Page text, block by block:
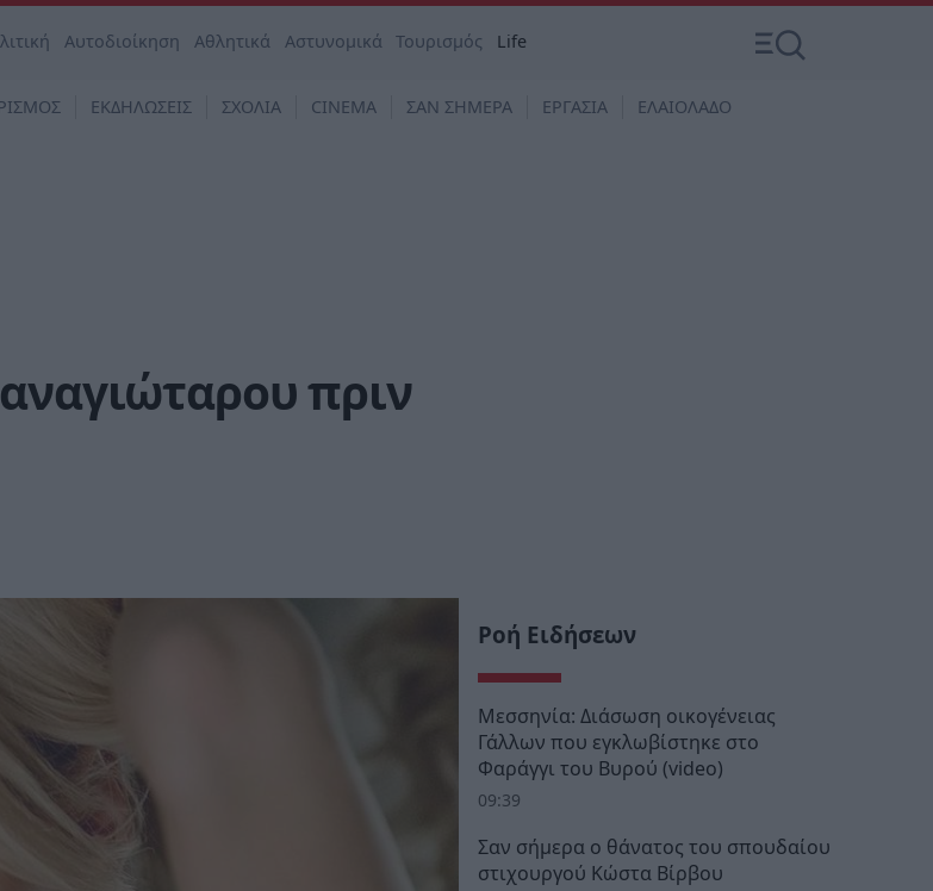
Αυτοδιοίκηση Αθλητικά Αστυνομικά Τουρισμός Life
ΕΚΔΗΛΩΣΕΙΣ ΣΧΟΛΙΑ CINEMA ΣΑΝ ΣΗΜΕΡΑ ΕΡΓΑΣΙΑ ΕΛΑΙΟΛΑΔΟ
πριν
Ροή Ειδήσεων
Μεσσηνία: Διάσωση οικογένειας
Γάλλων που εγκλωβίστηκε στο
Φαράγγι του Βυρού (video)
09:39
Σαν σήμερα ο θάνατος του σπουδαίου
στιχουργού Κώστα Βίρβου